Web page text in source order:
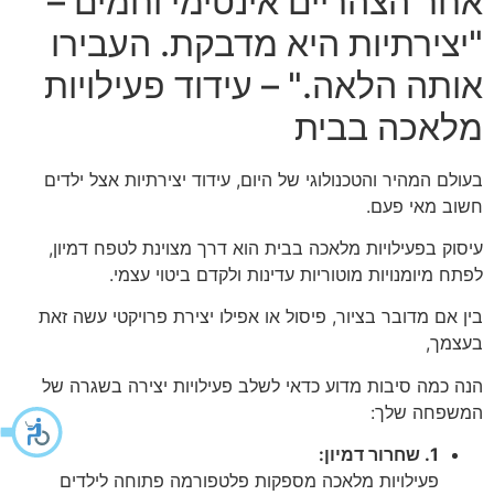
"יצירתיות היא מדבקת. העבירו
אותה הלאה." – עידוד פעילויות
מלאכה בבית
בעולם המהיר והטכנולוגי של היום, עידוד יצירתיות אצל ילדים
חשוב מאי פעם.
עיסוק בפעילויות מלאכה בבית הוא דרך מצוינת לטפח דמיון,
לפתח מיומנויות מוטוריות עדינות ולקדם ביטוי עצמי.
בין אם מדובר בציור, פיסול או אפילו יצירת פרויקטי עשה זאת
בעצמך,
הנה כמה סיבות מדוע כדאי לשלב פעילויות יצירה בשגרה של
המשפחה שלך:
1. שחרור דמיון:
פעילויות מלאכה מספקות פלטפורמה פתוחה לילדים